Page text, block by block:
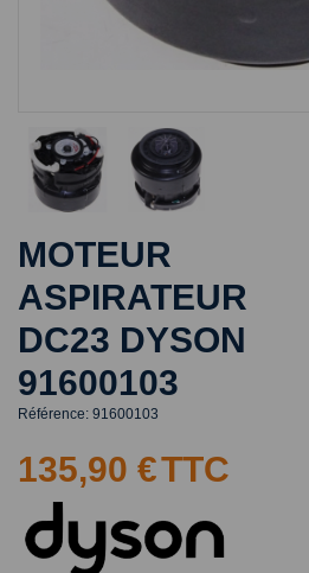
MOTEUR
ASPIRATEUR
DC23 DYSON
91600103
Référence: 91600103
135,90 €TTC